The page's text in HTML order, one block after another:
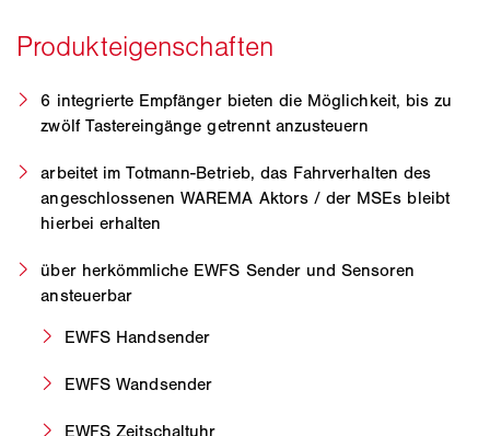
6 integrierte Empfänger bieten die Möglichkeit, bis zu
zwölf Tastereingänge getrennt anzusteuern
arbeitet im Totmann-Betrieb, das Fahrverhalten des
angeschlossenen WAREMA Aktors / der MSEs bleibt
hierbei erhalten
über herkömmliche EWFS Sender und Sensoren
ansteuerbar
EWFS Handsender
EWFS Wandsender
EWFS Zeitschaltuhr